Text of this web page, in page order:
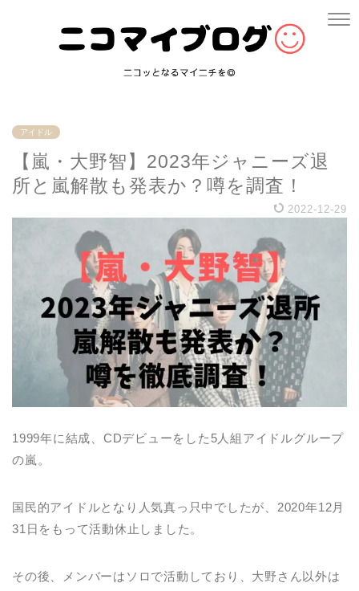
アイドル
【嵐・大野智】2023年ジャニーズ退
所と嵐解散も発表か？噂を調査！
2022-12-29
1999年に結成、CDデビューをした5人組アイドルグループ
の嵐。
国民的アイドルとなり人気真っ只中でしたが、2020年12月
31日をもって活動休止しました。
その後、メンバーはソロで活動しており、大野さん以外は